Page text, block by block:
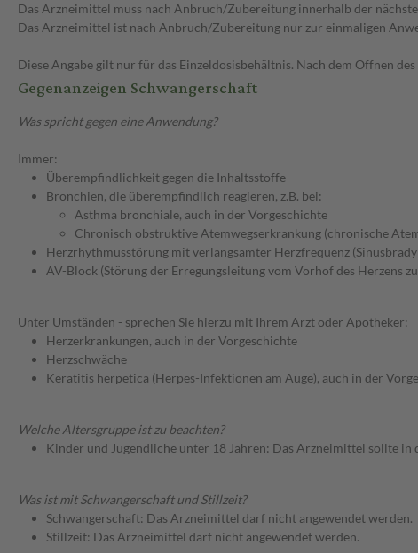
Das Arzneimittel muss nach Anbruch/Zubereitung innerhalb der
Das Arzneimittel ist nach Anbruch/Zubereitung nur zur einmaligen
Diese Angabe gilt nur für das Einzeldosisbehältnis. Nach dem Öffnen
Gegenanzeigen Schwangerschaft
Was spricht gegen eine Anwendung?
Immer:
Überempfindlichkeit gegen die Inhaltsstoffe
Bronchien, die überempfindlich reagieren, z.B. bei:
Asthma bronchiale, auch in der Vorgeschichte
Chronisch obstruktive Atemwegserkrankung (chronische
Herzrhythmusstörung mit verlangsamter Herzfrequenz
AV-Block (Störung der Erregungsleitung vom Vorhof des Herzens
Unter Umständen - sprechen Sie hierzu mit Ihrem Arzt oder Apotheker:
Herzerkrankungen, auch in der Vorgeschichte
Herzschwäche
Keratitis herpetica (Herpes-Infektionen am Auge), auch in der
Welche Altersgruppe ist zu beachten?
Kinder und Jugendliche unter 18 Jahren: Das Arzneimittel sollte
Was ist mit Schwangerschaft und Stillzeit?
Schwangerschaft: Das Arzneimittel darf nicht angewendet werden.
Stillzeit: Das Arzneimittel darf nicht angewendet werden.